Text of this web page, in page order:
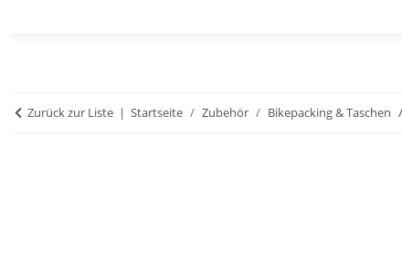
Zurück zur Liste Startseite Zubehör Bikepacking & Taschen